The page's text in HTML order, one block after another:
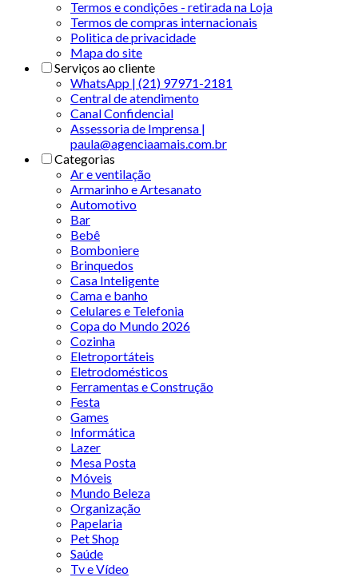
Termos e condições - retirada na Loja
Termos de compras internacionais
Politica de privacidade
Mapa do site
Serviços ao cliente
WhatsApp | (21) 97971-2181
Central de atendimento
Canal Confidencial
Assessoria de Imprensa |
paula@agenciaamais.com.br
Categorias
Ar e ventilação
Armarinho e Artesanato
Automotivo
Bar
Bebê
Bomboniere
Brinquedos
Casa Inteligente
Cama e banho
Celulares e Telefonia
Copa do Mundo 2026
Cozinha
Eletroportáteis
Eletrodomésticos
Ferramentas e Construção
Festa
Games
Informática
Lazer
Mesa Posta
Móveis
Mundo Beleza
Organização
Papelaria
Pet Shop
Saúde
Tv e Vídeo